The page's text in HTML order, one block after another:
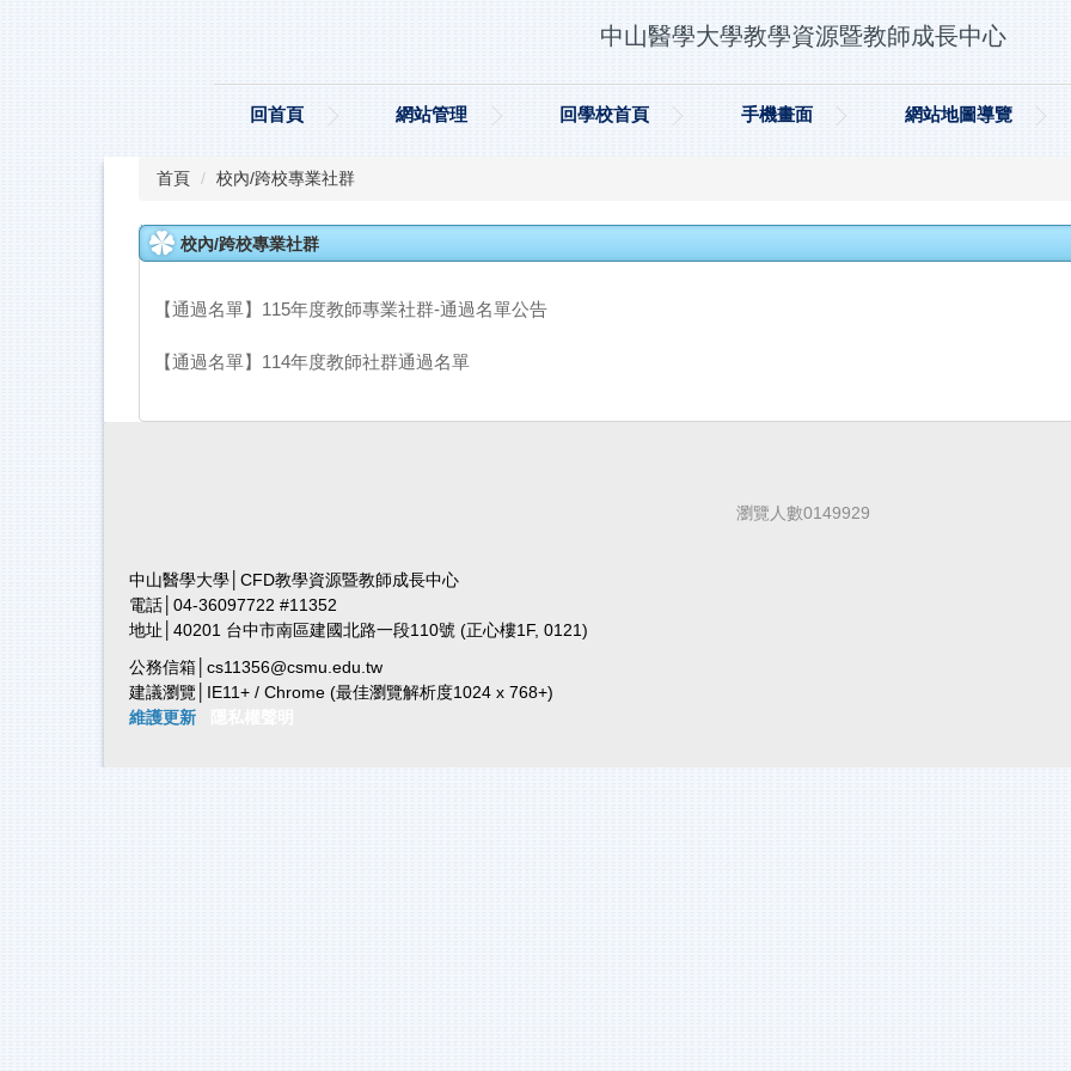
中山醫學大學教學資源暨教師成長中心
回首頁 網站管理 回學校首頁 手機畫面 網站地圖導覽
首頁 校內/跨校專業社群
校內/跨校專業社群
【通過名單】115年度教師專業社群-通過名單公告
【通過名單】114年度教師社群通過名單
瀏覽人數0149929
中山醫學大學│CFD教學資源暨教師成長中心
電話│04-36097722 #11352
地址│40201 台中市南區建國北路一段110號 (正心樓1F, 0121)
公務信箱│cs11356@csmu.edu.tw
建議瀏覽│IE11+ / Chrome (最佳瀏覽解析度1024 x 768+)
維護更新